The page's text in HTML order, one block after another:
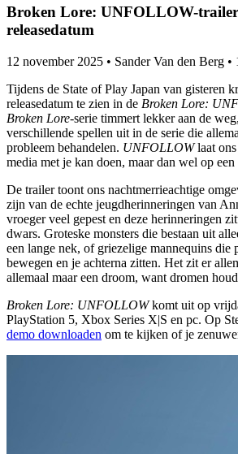
Broken Lore: UNFOLLOW-
releasedatum
12 november 2025 • Sander Van den Berg •
Tijdens de State of Play Japan van gisteren
releasedatum te zien in de Broken Lore:
Broken Lore-serie timmert lekker aan de
verschillende spellen uit in de serie die
probleem behandelen. UNFOLLOWlaat
media met je kan doen, maar dan wel op
De trailer toont ons nachtmerrieachtige
zijn van de echte jeugdherinneringen van
vroeger veel gepest en deze herinneringen
dwars. Groteske monsters die bestaan uit
een lange nek, of griezelige mannequins die
bewegen en je achterna zitten. Het zit er
allemaal maar een droom, want dromen
Broken Lore: UNFOLLOWkomt uit op
PlayStation 5, Xbox Series X|S en pc. Op
demo downloaden om te kijken of je